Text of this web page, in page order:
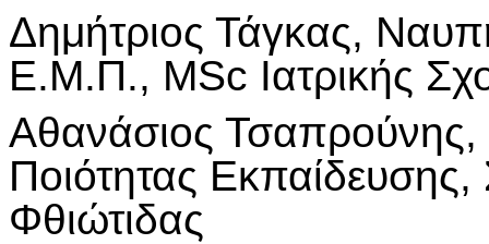
Δημήτριος Τάγκας,
Ε.Μ.Π., MSc Ιατρικής
Αθανάσιος
Ποιότητας
Φθιώτιδας